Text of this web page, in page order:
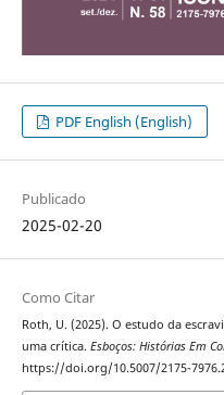
PDF English (English)
Publicado
2025-02-20
Como Citar
Roth, U. (2025). O estudo da
uma crítica. Esboços: Histórias Em
https://doi.org/10.5007/2175-